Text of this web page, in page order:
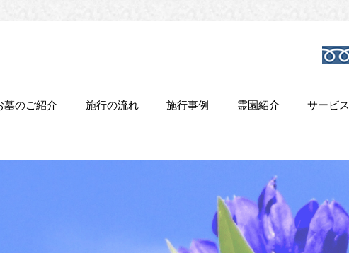
墓のご紹介 施行の流れ 施行事例 霊園紹介 サービス